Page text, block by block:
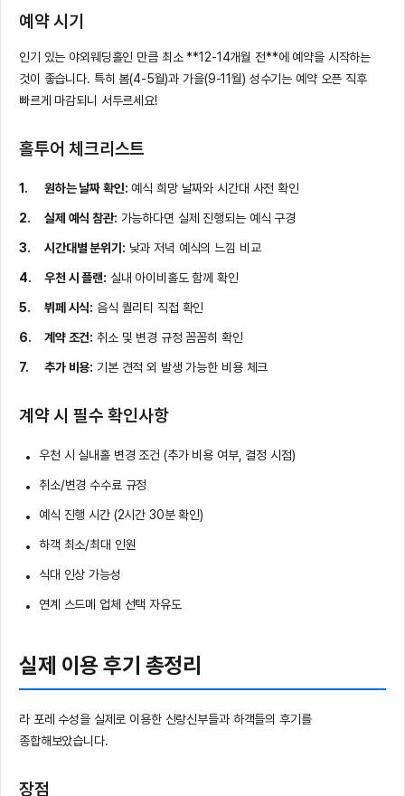
예약 시기
인기 있는 야외웨딩홀인 만큼 최소 **12-14개월 전**에 예약을 시작하는
것이 좋습니다. 특히 봄(4-5월)과 가을(9-11월) 성수기는 예약 오픈 직후
빠르게 마감되니 서두르세요!
홀투어 체크리스트
원하는 날짜 확인: 예식 희망 날짜와 시간대 사전 확인
실제 예식 참관: 가능하다면 실제 진행되는 예식 구경
시간대별 분위기: 낮과 저녁 예식의 느낌 비교
우천 시 플랜: 실내 아이비홀도 함께 확인
뷔페 시식: 음식 퀄리티 직접 확인
계약 조건: 취소 및 변경 규정 꼼꼼히 확인
추가 비용: 기본 견적 외 발생 가능한 비용 체크
계약 시 필수 확인사항
우천 시 실내홀 변경 조건 (추가 비용 여부, 결정 시점)
취소/변경 수수료 규정
예식 진행 시간 (2시간 30분 확인)
하객 최소/최대 인원
식대 인상 가능성
연계 스드메 업체 선택 자유도
실제 이용 후기 총정리
라 포레 수성을 실제로 이용한 신랑신부들과 하객들의 후기를
종합해보았습니다.
장점